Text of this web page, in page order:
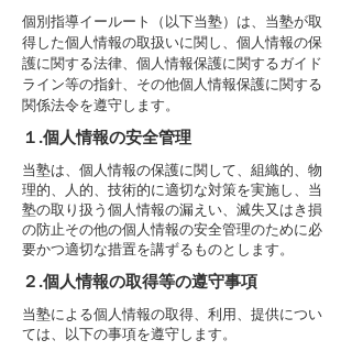
個別指導イールート（以下当塾）は、当塾が取
得した個人情報の取扱いに関し、個人情報の保
護に関する法律、個人情報保護に関するガイド
ライン等の指針、その他個人情報保護に関する
関係法令を遵守します。
１.個人情報の安全管理
当塾は、個人情報の保護に関して、組織的、物
理的、人的、技術的に適切な対策を実施し、当
塾の取り扱う個人情報の漏えい、滅失又はき損
の防止その他の個人情報の安全管理のために必
要かつ適切な措置を講ずるものとします。
２.個人情報の取得等の遵守事項
当塾による個人情報の取得、利用、提供につい
ては、以下の事項を遵守します。